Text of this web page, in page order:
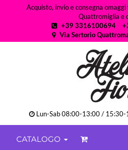
Acquisto, invio e consegna
Quattromiglia e
+39 3316100694
Via Sertorio
Lun-Sab 08:00-13:00 /
CATALOGO